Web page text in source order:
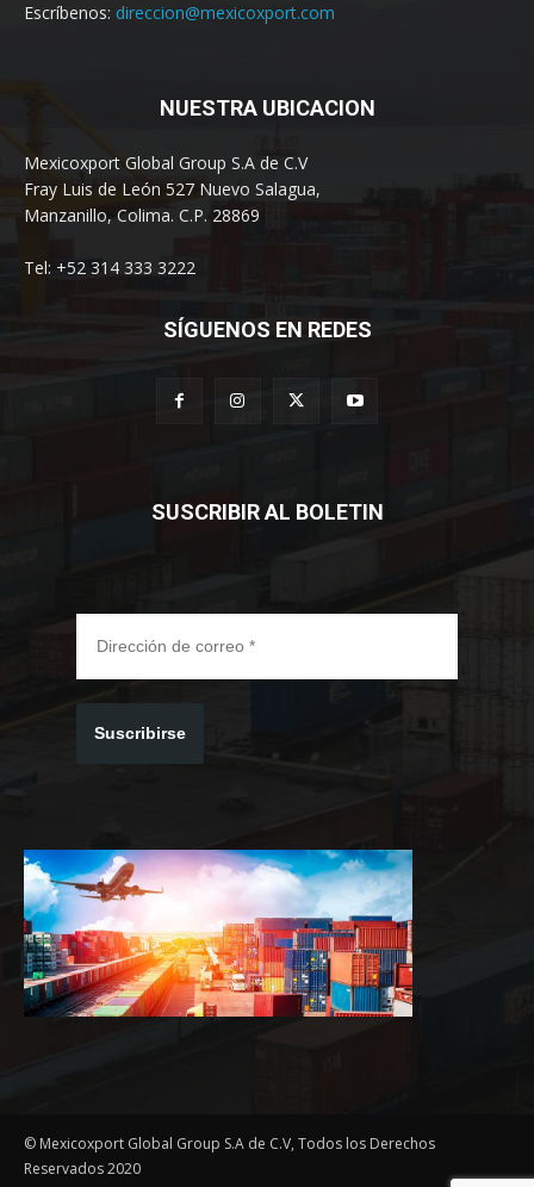
Escríbenos: direccion@mexicoxport.com
NUESTRA UBICACION
Mexicoxport Global Group S.A de C.V
Fray Luis de León 527 Nuevo Salagua,
Manzanillo, Colima. C.P. 28869
Tel: +52 314 333 3222
SÍGUENOS EN REDES
SUSCRIBIR AL BOLETIN
Suscribirse
© Mexicoxport Global Group S.A de C.V, Todos los Derechos
Reservados 2020